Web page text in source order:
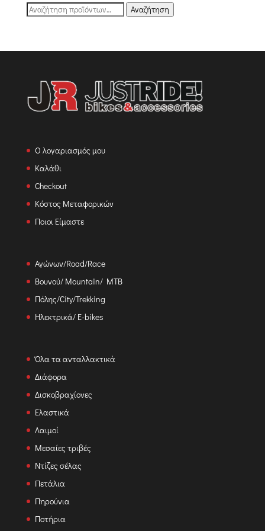
Αναζήτηση
Αναζήτηση
Ο λογαριασμός μου
Καλάθι
Checkout
Κόστος Μεταφορικών
Ποιοι Είμαστε
Αγώνων/Road/Race
Βουνού/ Mountain/ MTB
Πόλης/City/Trekking
Ηλεκτρικά/ E-bikes
Όλα τα ανταλλακτικά
Διάφορα
Δισκοβραχίονες
Ελαστικά
Λαιμοί
Μεσαίες τριβές
Ντίζες σέλας
Πετάλια
Πηρούνια
Ποτήρια